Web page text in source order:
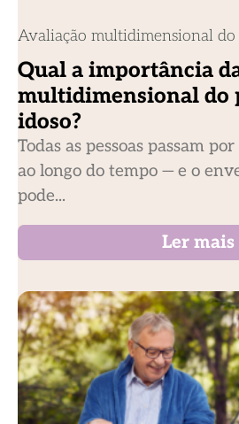
Avaliação multidimensional do
Qual a importância
multidimensional do
idoso?
Todas as pessoas passam
ao longo do tempo — e o
pode...
Ler mais